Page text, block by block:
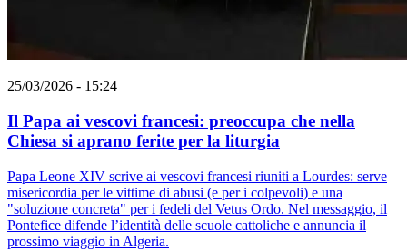
25/03/2026 - 15:24
Il Papa ai vescovi francesi: preoccupa che nella
Chiesa si aprano ferite per la liturgia
Papa Leone XIV scrive ai vescovi francesi riuniti a Lourdes: serve
misericordia per le vittime di abusi (e per i colpevoli) e una
"soluzione concreta" per i fedeli del Vetus Ordo. Nel messaggio, il
Pontefice difende l’identità delle scuole cattoliche e annuncia il
prossimo viaggio in Algeria.